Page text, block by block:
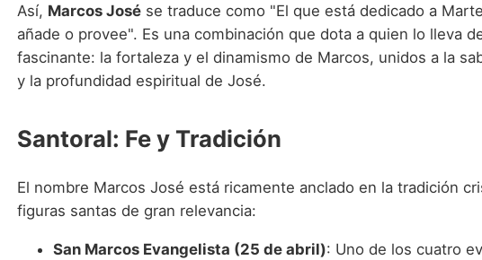
Así, Marcos José se traduce como "El que está dedicado a
añade o provee". Es una combinación que dota a quien lo lleva
fascinante: la fortaleza y el dinamismo de Marcos, unidos a la
y la profundidad espiritual de José.
Santoral: Fe y Tradición
El nombre Marcos José está ricamente anclado en la tradición
figuras santas de gran relevancia:
San Marcos Evangelista (25 de abril): Uno de los cuatro